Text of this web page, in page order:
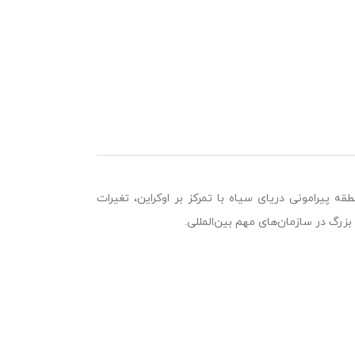
دریای سیاه با تمرکز بر اوکراین، تغیرات
در سازمان‌های مهم بین‌المللی.